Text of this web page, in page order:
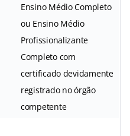
Ensino Médio Completo
ou Ensino Médio
Profissionalizante
Completo com
certificado devidamente
registrado no órgão
competente